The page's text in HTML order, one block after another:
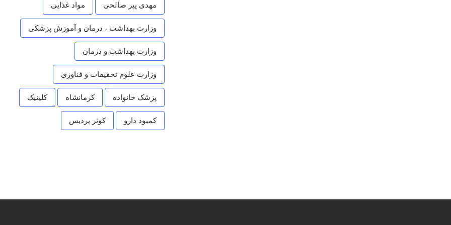
مهدی پیر صالحی مواد غذایی
وزارت بهداشت ، درمان و آموزش پزشکی
وزارت بهداشت و درمان
وزارت علوم تحقیقات و فناوری
پزشک خانواده کرمانشاه کلینیک
کمبود دارو کوثر پردیس